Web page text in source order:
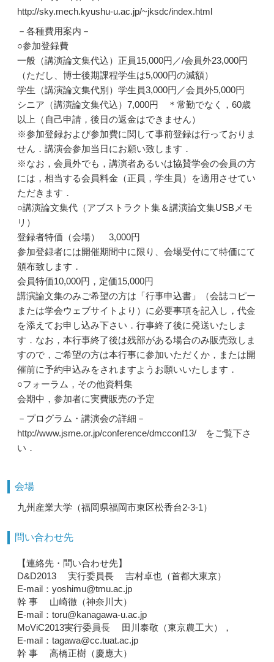
http://sky.mech.kyushu-u.ac.jp/~jksdc/index.html
－各種費用案内－
○参加登録費
一般（講演論文集代込）正員15,000円／/会員外23,000円
（ただし、博士後期課程学生は5,000円の減額）
学生（講演論文集代別）学生員3,000円／会員外5,000円
シニア（講演論文集代込）7,000円 ＊常勤でなく，60歳
以上（自己申請，後日の返金はできません）
※参加登録および参加費に関して事前登録は行っておりま
せん．講演会参加当日にお願い致します．
※なお，会員外でも，講演者あるいは協賛学会の会員の方
には，相当する会員料金（正員，学生員）を適用させてい
ただきます．
○講演論文集代（アブストラクト集＆講演論文集USBメモ
リ）
登録者特価（会場） 3,000円
参加登録者には開催期間中に限り、会場受付にて特価にて
頒布致します．
会員特価10,000円，定価15,000円
講演論文集のみご希望の方は「行事申込書」（会誌コピー
または学会ウェブサイトより）に必要事項を記入し，代金
を添えてお申し込み下さい．行事終了後に発送いたしま
す．なお，本行事終了後は残部がある場合のみ販売致しま
すので，ご希望の方は本行事に参加いただくか，または開
催前に予約申込みをされますようお願いいたします．
○フォーラム，その他資料集
会期中，参加者に実費販売の予定
－プログラム・講演会の詳細－
http://www.jsme.or.jp/conference/dmcconf13/ をご覧下さ
い．
会場
九州産業大学（福岡県福岡市東区松香台2-3-1）
問い合わせ先
【連絡先・問い合わせ先】
D&D2013 実行委員長 吉村卓也（首都大東京）
E-mail：yoshimu@tmu.ac.jp
幹 事 山崎徹（神奈川大）
E-mail：toru@kanagawa-u.ac.jp
MoViC2013実行委員長 田川泰敬（東京農工大），
E-mail：tagawa@cc.tuat.ac.jp
幹 事 高橋正樹（慶應大）